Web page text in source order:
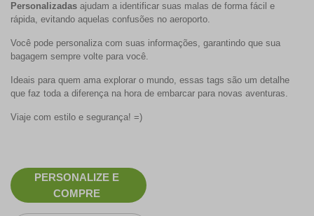
Personalizadas ajudam a identificar suas malas de forma fácil e
rápida, evitando aquelas confusões no aeroporto.
Você pode personaliza com suas informações, garantindo que sua
bagagem sempre volte para você.
Ideais para quem ama explorar o mundo, essas tags são um detalhe
que faz toda a diferença na hora de embarcar para novas aventuras.
Viaje com estilo e segurança! =)
PERSONALIZE E
COMPRE